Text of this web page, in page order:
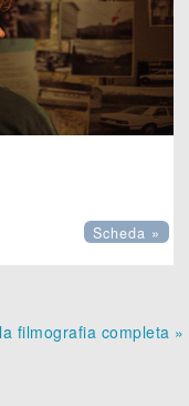
Scheda »
filmografia completa »